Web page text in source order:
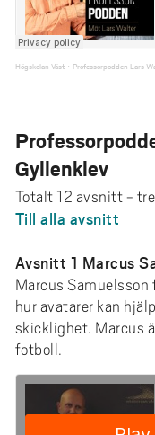
Högskolan Väst· Professorpodden Lars
Gyllenklev
Totalt 12 avsnitt -
Till alla avsnitt
Avsnitt 1 Marcus
Marcus Samuelsson
hur avatarer kan
skicklighet. Marcus
fotboll.